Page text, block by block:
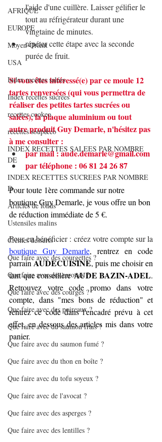
AFRIQUE
EUROPE
Moyen-Orient
USA
Index recettes salées
Index recettes sucrées
recettes cookeo
recettes soup&co
INDEX RECETTES SALEES PAR NOMBRE
DE
INDEX RECETTES SUCREES PAR NOMBRE
D
Articles de fonds
Ustensiles malins
Crèmes desserts
Que faire avec des courgettes ?
Que faire avec des carottes ?
Que faire avec des courges ?
Que faire avec des poireaux ?
Que faire avec du saumon frais ?
Que faire avec du saumon fumé ?
Que faire avec du thon en boîte ?
Que faire avec du tofu soyeux ?
Que faire avec de l'avocat ?
Que faire avec des asperges ?
Que faire avec des lentilles ?
l'aide d'une cuillère. Laisser gélifier le
tout au réfrigérateur durant une
vingtaine de minutes.
répéter cette étape avec la seconde
purée de fruit.
Si vous êtes intéressé(e) par ce moule 12
tartes renversées (qui vous permettra de
réaliser des petites tartes sucrées ou
salées), la plaque aluminium ou tout
autre produit Guy Demarle, n'hésitez pas
à me consulter :
par mail : aude.demarle@gmail.com
par téléphone : 06 81 24 26 87
Pour toute 1ère commande sur notre
boutique Guy Demarle, je vous offre un bon
de réduction immédiate de 5 €.
boutique Guy Demarle, rentrez en code
parrain AUDECUISINE, puis me choisir en
tant que conseillère AUDE BAZIN-ADEL.
Retrouvez votre code promo dans votre
compte, dans "mes bons de réduction" et
rentrez ce code dans l'encadré prévu à cet
effet, en dessous des articles mis dans votre
panier.